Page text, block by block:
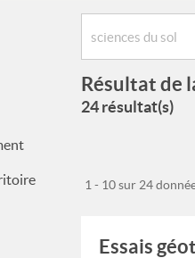
Résultat de
24 résultat(s)
1 - 10 sur 24
Essais